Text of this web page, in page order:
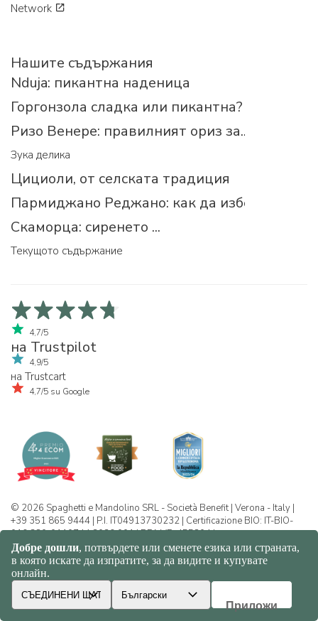
Network
Нашите съдържания
Nduja: пикантна наденица
Горгонзола сладка или пикантна?
Ризо Венере: правилният ориз за...
Зука делика
Цициоли, от селската традиция
Пармиджано Реджано: как да изберем
Скаморца: сиренето ...
Текущото съдържание
4,7/5
на Trustpilot
4,9/5
на Trustcart
4,7/5 su Google
© 2026 Spaghetti e Mandolino SRL - Società Benefit | Verona - Italy |
+39 351 865 9444 | P.I. IT04913730232 | Certificazione BIO: IT-BIO-
016.380-0110744.2026.001 | REA VR-455804 |
Политика за конфиденциалност и
бисквитки
Sitemap